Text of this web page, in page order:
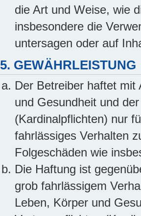
die Art und Weise, wie
insbesondere die
untersagen oder auf
5. GEWÄHRLEISTUNG
Der Betreiber haftet mit
und Gesundheit und
(Kardinalpflichten) nur
fahrlässiges Verhalten
Folgeschäden wie
Die Haftung ist
grob fahrlässigem
Leben, Körper und